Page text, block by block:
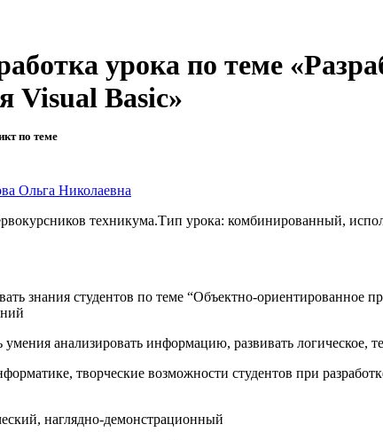
урока по теме
Visual Basic»
по теме
Ольга Николаевна
техникума.Тип урока: комбинированный,
знания студентов по теме “Объектно-
анализировать информацию, развивать
творческие возможности студентов при
наглядно-демонстрационный